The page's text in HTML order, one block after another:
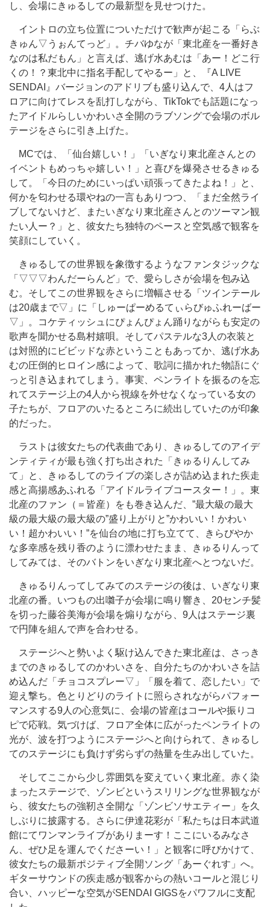
し、会場にきゅるしての最新型を見せつけた。
イントロの立ち位置についただけで歓声が起こる「らぶ
きゅん▽うぉんてっど」。チバゆなが「東北産を一番好き
なのは私だもん」と言えば、逃げ水あむは「あー！どこ行
くの！？東北中に指名手配してやるー」と、『A LIVE
SENDAI』バージョンのアドリブも盛り込んで、4人はフ
ロアに向けてレスを乱打しながら、TikTokでも話題になっ
たアイドルらしいかわいさ全開のラブソングで会場のボル
テージをさらに引き上げた。
MCでは、「仙台嬉しい！」「いぎなり東北産さんとの
イベントもめっちゃ嬉しい！」と喜びを爆発させるきゅる
して。「今日のためにいっぱい頑張ってきたよね！」と、
何かを匂わせる環やねの一言もありつつ、「まだ全然ライ
ブしてないけど、またいぎなり東北産さんとのツーマン観
たい人ー？」と、彼女たち独特のペースと空気感で観客を
笑顔にしていく。
きゅるしての世界観を象徴するようなファンタジックな
「▽▽▽わんだーらんど」で、愛らしさが会場を包み込
む。そしてこの世界観をさらに増幅させる「ツインテール
は20歳まで▽」に「しゅーぱーめるてぃらびゅふれーばー
▽」。コケティッシュにぴょんぴょん踊りながらも安定の
歌声を聞かせる島村嬉唄。そしてパステルな3人の衣装と
は対照的にビビッドな赤ということもあってか、逃げ水あ
むの圧倒的ヒロイン感によって、歌詞に描かれた物語にぐ
っと引き込まれてしまう。事実、ペンライトを振るのを忘
れてステージ上の4人から視線を外せなくなっている女の
子たちが、フロアのいたるところに続出していたのが印象
的だった。
ラストは彼女たちの代表曲であり、きゅるしてのアイデ
ンティティが最も強く打ち出された「きゅるりんしてみ
て」と、きゅるしてのライブの楽しさが詰め込まれた疾走
感と高揚感あふれる「アイドルライブコースター！」。東
北産のファン（＝皆産）をも巻き込んだ、”最大級の最大
級の最大級の最大級の”盛り上がりと”かわいい！かわい
い！超かわいい！”を仙台の地に打ち立てて、きらびやか
な多幸感を残り香のように漂わせたまま、きゅるりんって
してみては、そのバトンをいぎなり東北産へとつないだ。
きゅるりんってしてみてのステージの後は、いぎなり東
北産の番。いつもの出囃子が会場に鳴り響き、20センチ髪
を切った藤谷美海が会場を煽りながら、9人はステージ裏
で円陣を組んで声を合わせる。
ステージへと勢いよく駆け込んできた東北産は、さっき
までのきゅるしてのかわいさを、自分たちのかわいさを詰
め込んだ「チョコスプレー▽」「服を着て、恋したい」で
迎え撃ち。色とりどりのライトに照らされながらパフォー
マンスする9人の心意気に、会場の皆産はコールや振りコ
ピで応戦。気づけば、フロア全体に広がったペンライトの
光が、波を打つようにステージへと向けられて、きゅるし
てのステージにも負けず劣らずの熱量を生み出していた。
そしてここから少し雰囲気を変えていく東北産。赤く染
まったステージで、ゾンビというスリリングな世界観なが
ら、彼女たちの強靭さ全開な「ゾンビソサエティー」を久
しぶりに披露する。さらに伊達花彩が「私たちは日本武道
館にてワンマンライブがありまーす！ここにいるみなさ
ん、ぜひ足を運んでくださーい！」と観客に呼びかけて、
彼女たちの最新ポジティブ全開ソング「あーぐれす」へ。
ギターサウンドの疾走感が観客からの熱いコールと混じり
合い、ハッピーな空気がSENDAI GIGSをパワフルに支配